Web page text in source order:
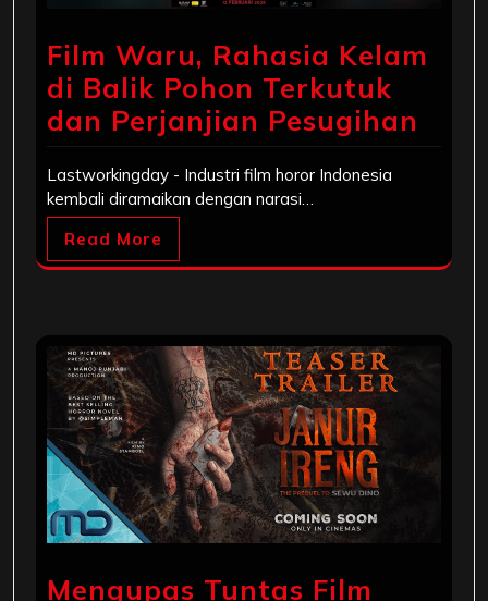
Film Waru, Rahasia Kelam
di Balik Pohon Terkutuk
dan Perjanjian Pesugihan
Lastworkingday - Industri film horor Indonesia
kembali diramaikan dengan narasi…
Read More
Mengupas Tuntas Film